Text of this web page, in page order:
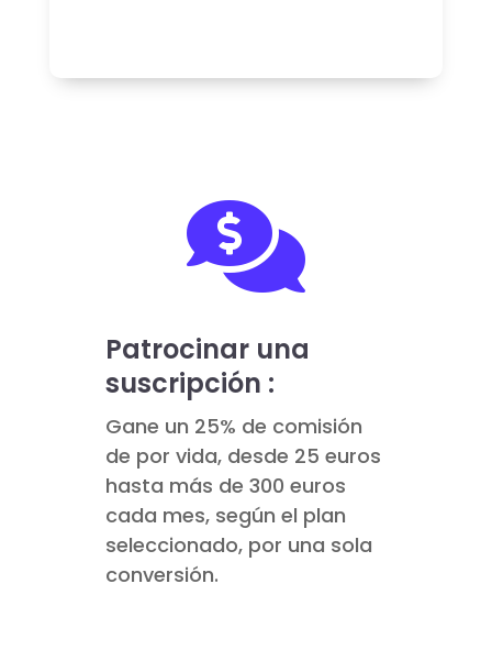

Patrocinar una
suscripción :
Gane un 25% de comisión
de por vida, desde 25 euros
hasta más de 300 euros
cada mes, según el plan
seleccionado, por una sola
conversión.